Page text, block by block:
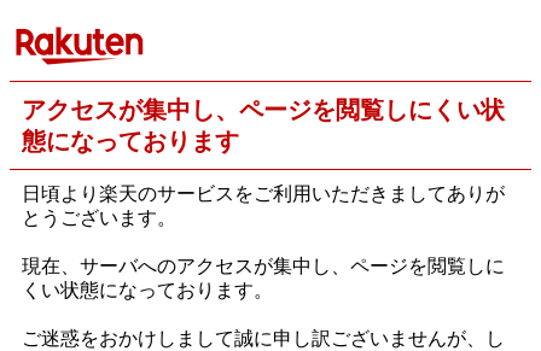
アクセスが集中し、ページを閲覧しにくい状
態になっております
日頃より楽天のサービスをご利用いただきましてありが
とうございます。
現在、サーバへのアクセスが集中し、ページを閲覧しに
くい状態になっております。
ご迷惑をおかけしまして誠に申し訳ございませんが、し